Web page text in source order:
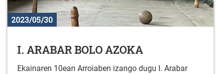
2023/05/30
I. ARABAR BOLO AZOKA
Ekainaren 10ean Arroiaben izango dugu I. Arabar